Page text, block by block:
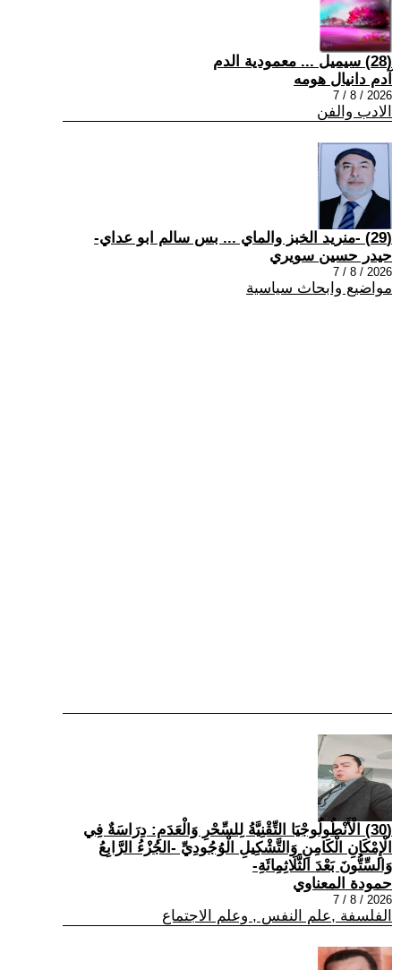
(28) سيميل ... معمودية الدم
آدم دانيال هومه
2026 / 8 / 7
الادب والفن
(29) -منريد الخبز والماي ... بس سالم ابو عداي-
حيدر حسين سويري
2026 / 8 / 7
مواضيع وابحاث سياسية
(30) الْأَنْطُولُوجْيَا التِّقْنِيَّةُ لِلسِّحْرِ وَالْعَدَمِ: دِرَاسَةٌ فِي
الْإِمْكَانِ الْكَامِنِ وَالتَّشْكِيلِ الْوُجُودِيِّ -الجُزْءُ الرَّابِعُ
وَالسِّتُّونَ بَعْدَ الثَّلَاثِمِائَةِ-
حمودة المعناوي
2026 / 8 / 7
الفلسفة ,علم النفس , وعلم الاجتماع